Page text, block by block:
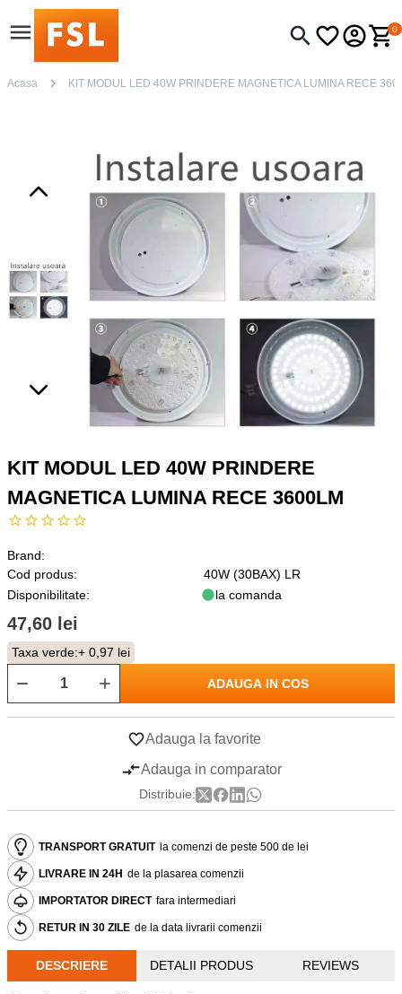
0
Acasa KIT MODUL LED 40W PRINDERE MAGNETICA LUMINA RECE
KIT MODUL LED 40W PRINDERE
MAGNETICA LUMINA RECE 3600LM
Brand:
Cod produs:
40W (30BAX) LR
Disponibilitate:
la comanda
47,60 lei
Taxa verde:+ 0,97 lei
ADAUGA IN COS
Adauga la favorite
Adauga in comparator
Distribuie:
TRANSPORT GRATUIT la comenzi de peste 500 de lei
LIVRARE IN 24H de la plasarea comenzii
IMPORTATOR DIRECT fara intermediari
RETUR IN 30 ZILE de la data livrarii comenzii
DESCRIERE DETALII PRODUS REVIEWS